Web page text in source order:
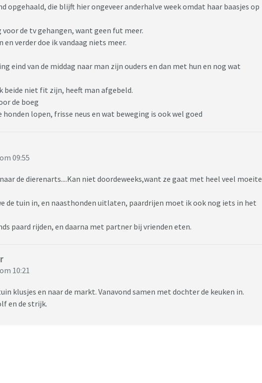
opgehaald, die blijft hier ongeveer anderhalve week omdat haar baasjes op
voor de tv gehangen, want geen fut meer.
en verder doe ik vandaag niets meer.
eind van de middag naar man zijn ouders en dan met hun en nog wat
beide niet fit zijn, heeft man afgebeld.
de boeg
lopen, frisse neus en wat beweging is ook wel goed
09:55
de dierenarts....Kan niet doordeweeks,want ze gaat met heel veel moeite
de tuin in, en naasthonden uitlaten, paardrijen moet ik ook nog iets in het
paard rijden, en daarna met partner bij vrienden eten.
10:21
klusjes en naar de markt. Vanavond samen met dochter de keuken in.
en de strijk.